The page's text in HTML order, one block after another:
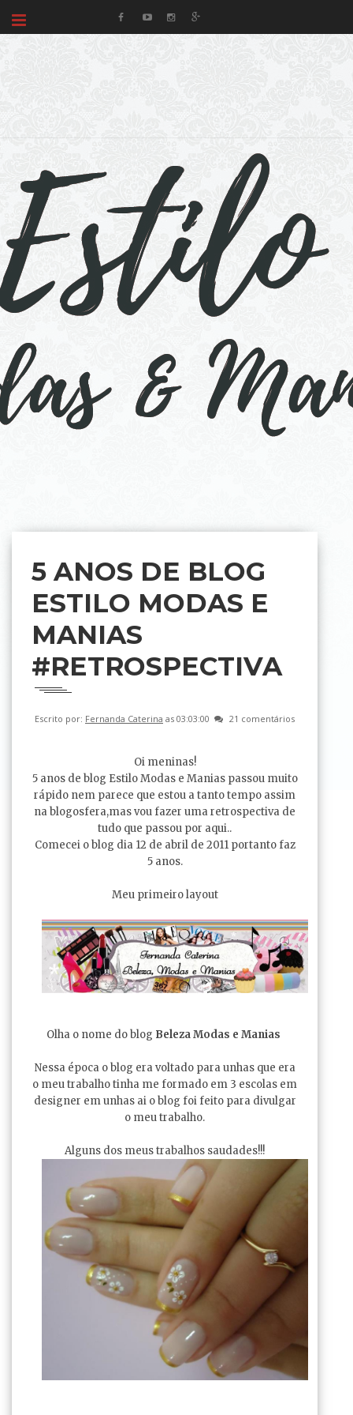
5 ANOS DE BLOG
ESTILO MODAS E
MANIAS
#RETROSPECTIVA
Escrito por: Fernanda Caterina as 03:03:00 21 comentários
Oi meninas!
5 anos de blog Estilo Modas e Manias passou muito
rápido nem parece que estou a tanto tempo assim
na blogosfera,mas vou fazer uma retrospectiva de
tudo que passou por aqui..
Comecei o blog dia 12 de abril de 2011 portanto faz
5 anos.
Meu primeiro layout
Olha o nome do blog Beleza Modas e Manias
Nessa época o blog era voltado para unhas que era
o meu trabalho tinha me formado em 3 escolas em
designer em unhas ai o blog foi feito para divulgar
o meu trabalho.
Alguns dos meus trabalhos saudades!!!